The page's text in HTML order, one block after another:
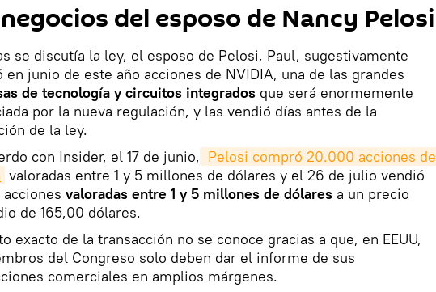
del esposo de Nancy Pelosi
se discutía la ley, el esposo de Pelosi, Paul, sugestivamente
en junio de este año acciones de NVIDIA, una de las grandes
de tecnología y circuitos integrados que será enormemente
por la nueva regulación, y las vendió días antes de la
de la ley.
con Insider, el 17 de junio, Pelosi compró 20.000 acciones de
valoradas entre 1 y 5 millones de dólares y el 26 de julio vendió
valoradas entre 1 y 5 millones de dólares a un precio
de 165,00 dólares.
exacto de la transacción no se conoce gracias a que, en EEUU,
del Congreso solo deben dar el informe de sus
comerciales en amplios márgenes.